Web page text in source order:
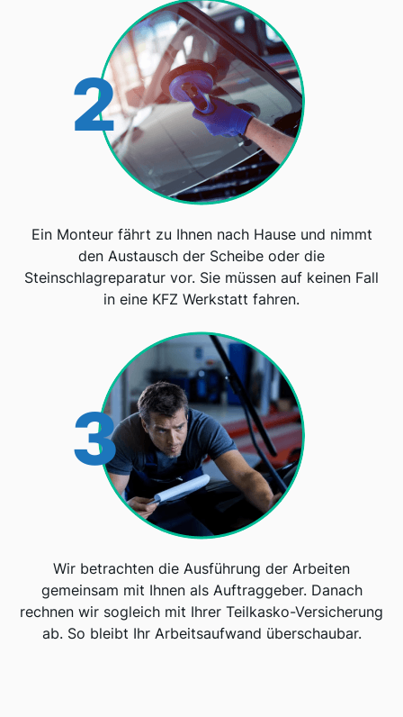
2
Ein Monteur fährt zu Ihnen nach Hause und nimmt
den Austausch der Scheibe oder die
Steinschlagreparatur vor. Sie müssen auf keinen Fall
in eine KFZ Werkstatt fahren.
3
Wir betrachten die Ausführung der Arbeiten
gemeinsam mit Ihnen als Auftraggeber. Danach
rechnen wir sogleich mit Ihrer Teilkasko-Versicherung
ab. So bleibt Ihr Arbeitsaufwand überschaubar.